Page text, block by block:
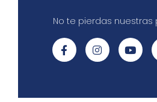
No te pierdas nuestras